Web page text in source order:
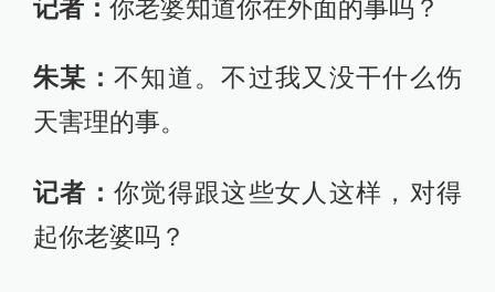
记者： 你老婆知道你在外面的事吗？
朱某： 不知道。不过我又没干什么伤
天害理的事。
记者： 你觉得跟这些女人这样，对得
起你老婆吗？